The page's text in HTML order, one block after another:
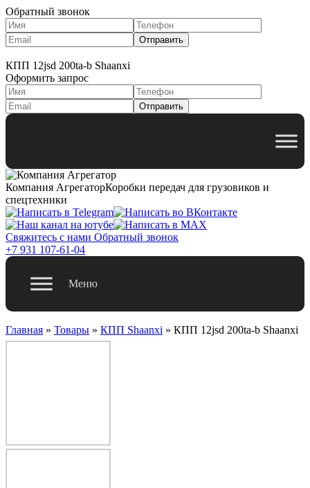
Обратный звонок
КПП 12jsd 200ta-b Shaanxi
Оформить запрос
Компания АгрегаторКоробки передач для грузовиков и
спецтехники
Свяжитесь с нами Обратный звонок
+7 931 107-61-04
Меню
Главная » Товары » КПП Shaanxi » КПП 12jsd 200ta-b Shaanxi